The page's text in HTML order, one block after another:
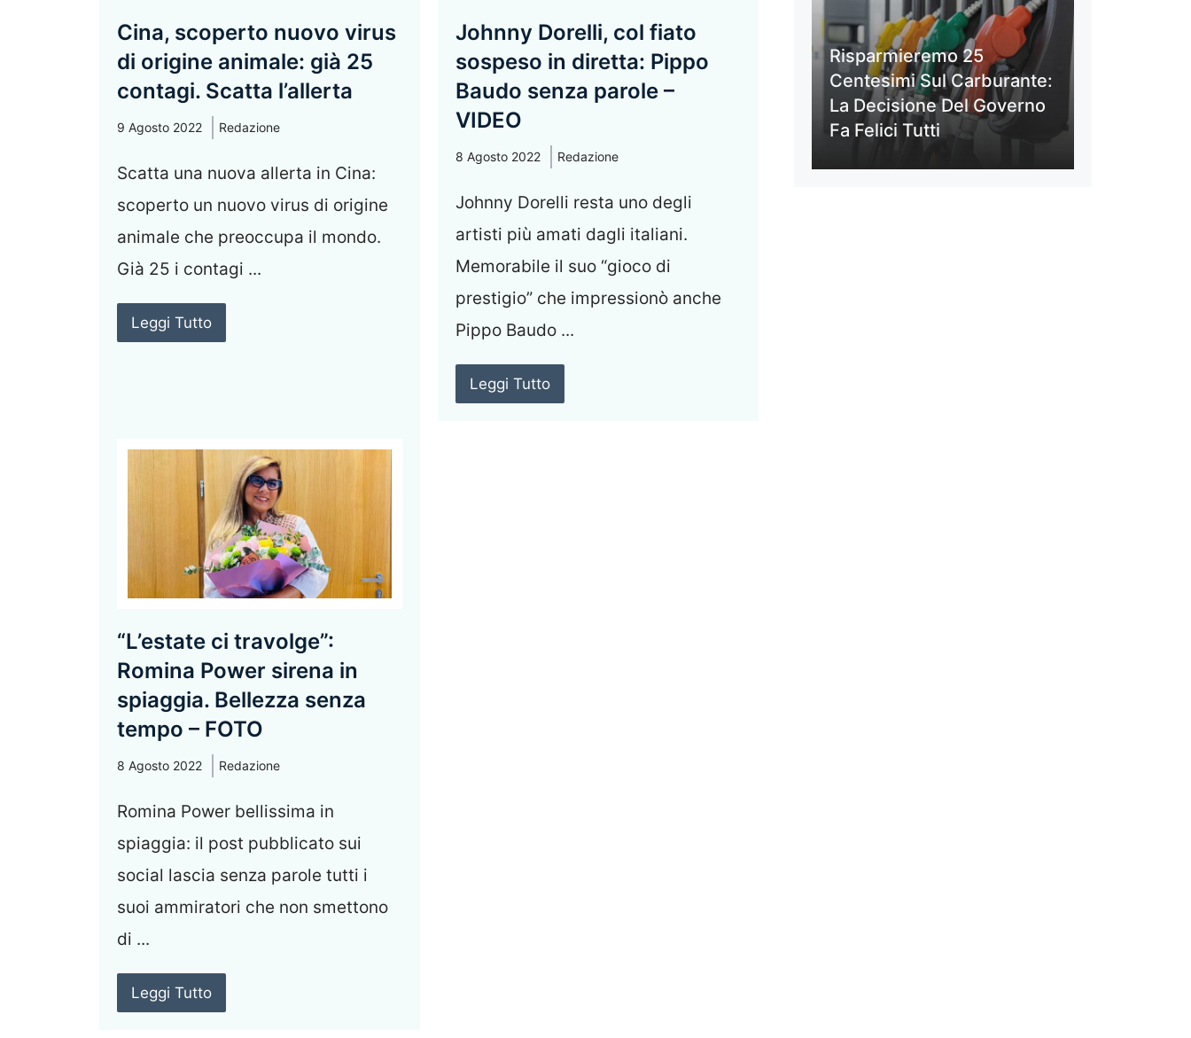
Cina, scoperto nuovo virus
di origine animale: già 25
contagi. Scatta l’allerta
9 Agosto 2022 Redazione
Scatta una nuova allerta in Cina:
scoperto un nuovo virus di origine
animale che preoccupa il mondo.
Già 25 i contagi ...
Leggi Tutto
Johnny Dorelli, col fiato
sospeso in diretta: Pippo
Baudo senza parole –
VIDEO
8 Agosto 2022 Redazione
Johnny Dorelli resta uno degli
artisti più amati dagli italiani.
Memorabile il suo “gioco di
prestigio” che impressionò anche
Pippo Baudo ...
Leggi Tutto
“L’estate ci travolge”:
Romina Power sirena in
spiaggia. Bellezza senza
tempo – FOTO
8 Agosto 2022 Redazione
Romina Power bellissima in
spiaggia: il post pubblicato sui
social lascia senza parole tutti i
suoi ammiratori che non smettono
di ...
Leggi Tutto
Risparmieremo 25
Centesimi Sul Carburante:
La Decisione Del Governo
Fa Felici Tutti